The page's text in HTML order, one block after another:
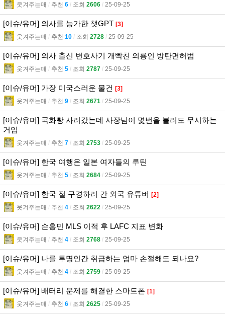
웃겨주는매 l 추천 6 l 조회 2606 l 25-09-25
[이슈/유머] 의사를 능가한 챗GPT [3]
웃겨주는매 l 추천 10 l 조회 2728 l 25-09-25
[이슈/유머] 의사 출신 변호사기 개빡친 의룡인 방탄면허법
웃겨주는매 l 추천 5 l 조회 2787 l 25-09-25
[이슈/유머] 가장 미국스러운 물건 [3]
웃겨주는매 l 추천 9 l 조회 2671 l 25-09-25
[이슈/유머] 국화빵 사러갔는데 사장님이 몇번을 불러도 무시하는
거임
웃겨주는매 l 추천 7 l 조회 2753 l 25-09-25
[이슈/유머] 한국 여행온 일본 여자들의 루틴
웃겨주는매 l 추천 5 l 조회 2684 l 25-09-25
[이슈/유머] 한국 절 구경하러 간 외국 유튜버 [2]
웃겨주는매 l 추천 4 l 조회 2622 l 25-09-25
[이슈/유머] 손흥민 MLS 이적 후 LAFC 지표 변화
웃겨주는매 l 추천 4 l 조회 2768 l 25-09-25
[이슈/유머] 나를 투명인간 취급하는 엄마 손절해도 되나요?
웃겨주는매 l 추천 4 l 조회 2759 l 25-09-25
[이슈/유머] 배터리 문제를 해결한 스마트폰 [1]
웃겨주는매 l 추천 6 l 조회 2625 l 25-09-25